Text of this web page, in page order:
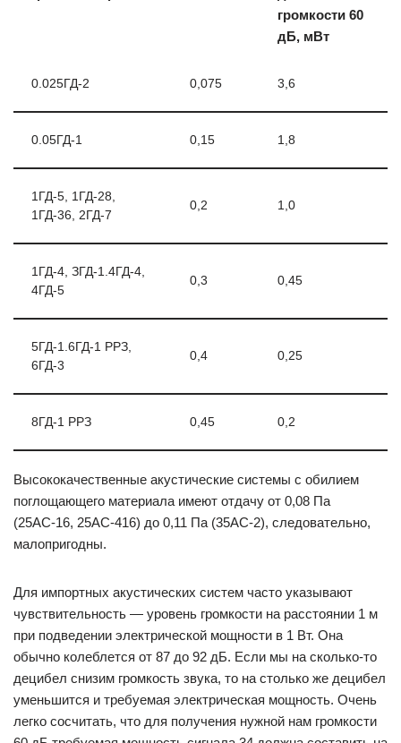
громкости 60
дБ, мВт
0.025ГД-2 0,075 3,6
0.05ГД-1 0,15 1,8
1ГД-5, 1ГД-28,
1ГД-36, 2ГД-7
0,2 1,0
1ГД-4, ЗГД-1.4ГД-4,
4ГД-5
0,3 0,45
5ГД-1.6ГД-1 РРЗ,
6ГД-3
0,4 0,25
8ГД-1 РРЗ 0,45 0,2
Высококачественные акустические системы с обилием
поглощающего материала имеют отдачу от 0,08 Па
(25АС-16, 25АС-416) до 0,11 Па (35АС-2), следовательно,
малопригодны.
Для импортных акустических систем часто указывают
чувствительность — уровень громкости на расстоянии 1 м
при подведении электрической мощности в 1 Вт. Она
обычно колеблется от 87 до 92 дБ. Если мы на сколько-то
децибел снизим громкость звука, то на столько же децибел
уменьшится и требуемая электрическая мощность. Очень
легко сосчитать, что для получения нужной нам громкости